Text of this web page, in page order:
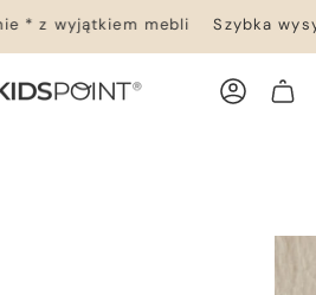
* z wyjątkiem mebli Szybka
KONTO